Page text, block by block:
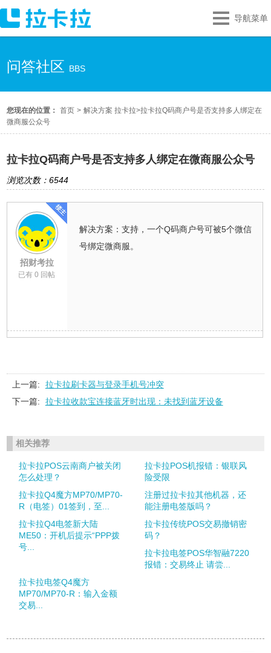
导航菜单
问答社区 BBS
您现在的位置： 首页 > 解决方案 拉卡拉>拉卡拉Q码商户号是否支持多人绑定在
微商服公众号
拉卡拉Q码商户号是否支持多人绑定在微商服公众号
浏览次数：6544
招财考拉
已有 0 回帖
解决方案：支持，一个Q码商户号可被5个微信
号绑定微商服。
上一篇:
拉卡拉刷卡器与登录手机号冲突
下一篇:
拉卡拉收款宝连接蓝牙时出现：未找到蓝牙设备
相关推荐
拉卡拉POS云南商户被关闭
怎么处理？
拉卡拉POS机报错：银联风
险受限
拉卡拉Q4魔方MP70/MP70-
R（电签）01签到，至...
注册过拉卡拉其他机器，还
能注册电签版吗？
拉卡拉Q4电签新大陆
ME50：开机后提示“PPP拨
号...
拉卡拉传统POS交易撤销密
码？
拉卡拉电签POS华智融7220
报错：交易终止 请尝...
拉卡拉电签Q4魔方
MP70/MP70-R：输入金额
交易...